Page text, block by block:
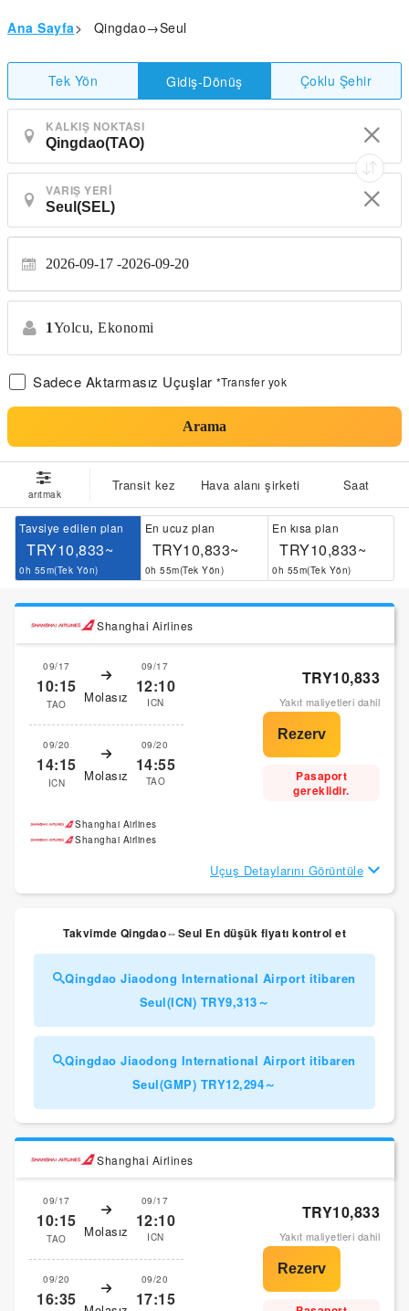
Ana Sayfa> Qingdao→Seul
Tek Yön Gidiş-Dönüş Çoklu Şehir
KALKIŞ NOKTASI
VARIŞ YERI
2026-09-17 2026-09-20
1Yolcu, Ekonomi
Sadece Aktarmasız Uçuşlar *Transfer yok
Arama
arıtmak
Transit kez Hava alanı şirketi Saat
Tavsiye edilen plan
TRY10,833~
0h 55m(Tek Yön)
En ucuz plan
TRY10,833~
0h 55m(Tek Yön)
En kısa plan
TRY10,833~
0h 55m(Tek Yön)
Shanghai Airlines
09/17
10:15
TAO Molasız
09/17
12:10
ICN
09/20
14:15
ICN Molasız
09/20
14:55
TAO
TRY10,833
Yakıt maliyetleri dahil
Pasaport
gereklidir.
Shanghai Airlines
Shanghai Airlines
Uçuş Detaylarını Görüntüle
Takvimde Qingdao⇔Seul En düşük fiyatı kontrol et
Qingdao Jiaodong International Airport itibaren
Seul(ICN) TRY9,313～
Qingdao Jiaodong International Airport itibaren
Seul(GMP) TRY12,294～
Shanghai Airlines
09/17
10:15
TAO Molasız
09/17
12:10
ICN
09/20
16:35
09/20
17:15
TRY10,833
Yakıt maliyetleri dahil